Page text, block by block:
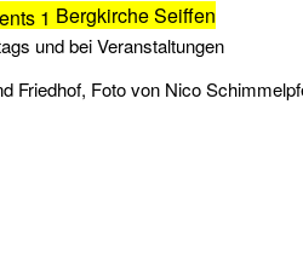
Bergkirche Seiffen
und bei Veranstaltungen